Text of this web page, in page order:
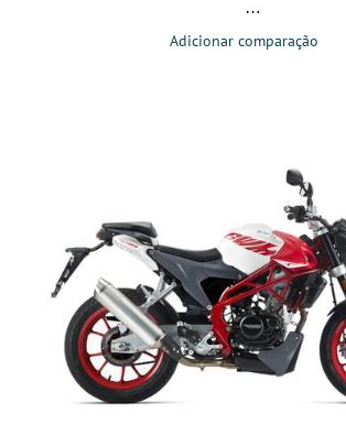
Adicionar comparação